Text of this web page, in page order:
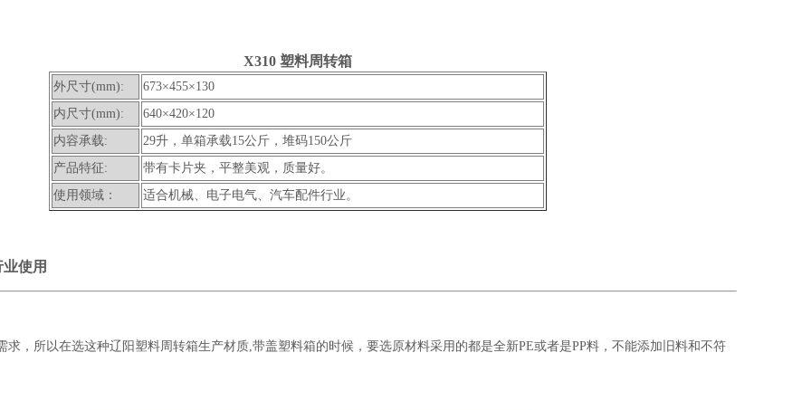
X310 塑料周转箱
外尺寸(mm):
673×455×130
内尺寸(mm):
640×420×120
内容承载:
29升，单箱承载15公斤，堆码150公斤
产品特征:
带有卡片夹，平整美观，质量好。
使用领域：
适合机械、电子电气、汽车配件行业。
业使用
求 ，所以在选这种辽阳塑料周转箱生产材质,带盖塑料箱的时候， 要选原材料采用的都是全新PE或者是PP料，不能添加旧料和不符